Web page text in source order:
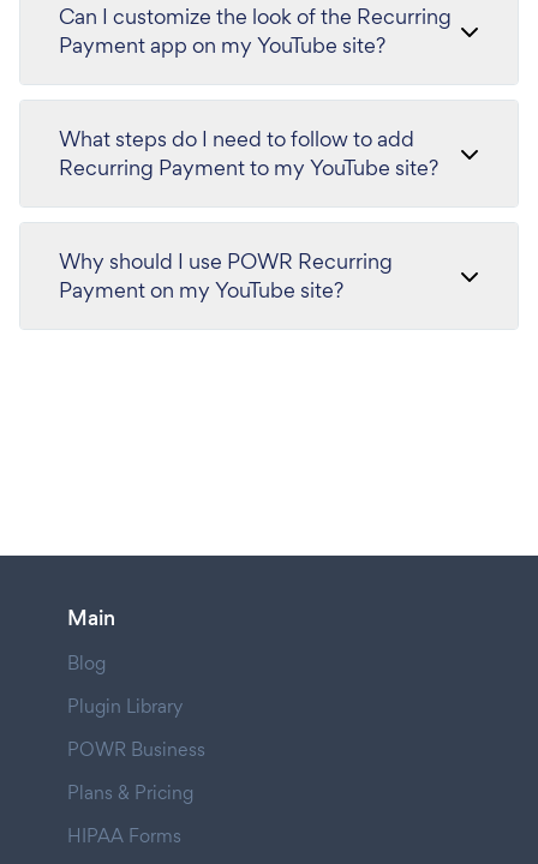
Can I customize the look of the Recurring
Payment app on my YouTube site?
What steps do I need to follow to add
Recurring Payment to my YouTube site?
Why should I use POWR Recurring
Payment on my YouTube site?
Main
Blog
Plugin Library
POWR Business
Plans & Pricing
HIPAA Forms